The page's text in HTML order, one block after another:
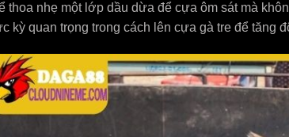
thoa nhẹ một lớp dầu dừa để cựa ôm sát mà
kỳ quan trọng trong cách lên cựa gà tre để tăng